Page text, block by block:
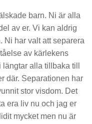
barn. Ni är alla
av er. Vi kan aldrig
Ni har valt att separera
av kärlekens
alla tillbaka till
där. Separationen har
stor visdom. Det
era liv nu och jag er
mycket men nu är